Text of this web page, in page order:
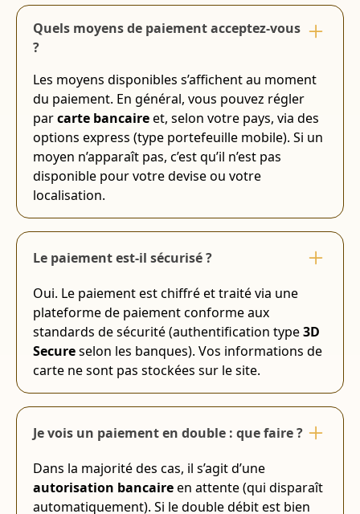
Quels moyens de paiement acceptez-vous
?
Les moyens disponibles s’affichent au moment
du paiement. En général, vous pouvez régler
parcarte bancaireet, selon votre pays, via des
options express (type portefeuille mobile). Si un
moyen n’apparaît pas, c’est qu’il n’est pas
disponible pour votre devise ou votre
localisation.
Le paiement est-il sécurisé ?
Oui. Le paiement est chiffré et traité via une
plateforme de paiement conforme aux
standards de sécurité (authentification type3D
Secureselon les banques). Vos informations de
carte ne sont pas stockées sur le site.
Je vois un paiement en double : que faire ?
Dans la majorité des cas, il s’agit d’une
autorisation bancaireen attente (qui disparaît
automatiquement). Si le double débit est bien